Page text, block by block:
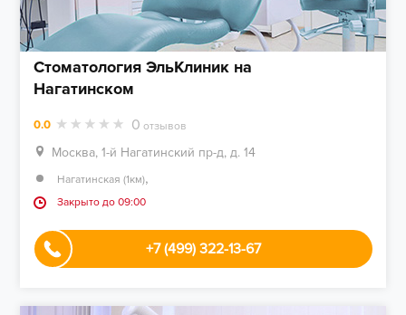
Стоматология ЭльКлиник на
Нагатинском
0.0 0 отзывов
Москва, 1-й Нагатинский пр-д, д. 14
Нагатинская (1км),
Закрыто до 09:00
+7 (499) 322-13-67